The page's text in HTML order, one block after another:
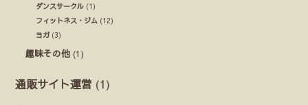
ダンスサークル (1)
フィットネス・ジム (12)
ヨガ (3)
趣味その他 (1)
通販サイト運営 (1)